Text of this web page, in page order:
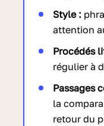
Style :
attention
Procédés
régulier à
Passages
la
retour du